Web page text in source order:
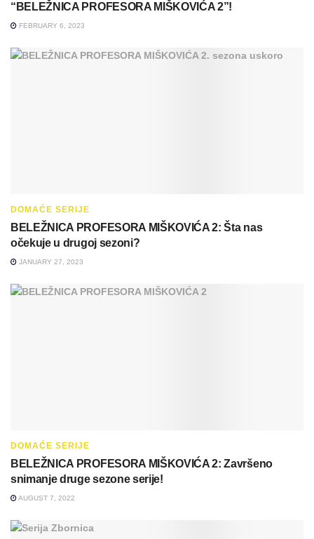
“BELEŽNICA PROFESORA MIŠKOVIĆA 2”!
FEBRUARY 6, 2023
DOMAĆE SERIJE
BELEŽNICA PROFESORA MIŠKOVIĆA 2: Šta nas
očekuje u drugoj sezoni?
JANUARY 27, 2023
DOMAĆE SERIJE
BELEŽNICA PROFESORA MIŠKOVIĆA 2: Završeno
snimanje druge sezone serije!
AUGUST 7, 2022